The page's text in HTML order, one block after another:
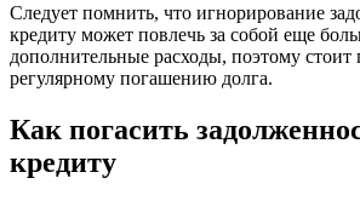
Следует помнить, что игнорирование
кредиту может повлечь за собой еще
дополнительные расходы, поэтому
регулярному погашению долга.
Как погасить
кредиту